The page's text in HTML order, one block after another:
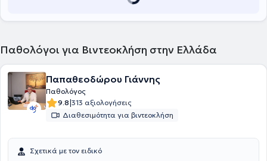
Παθολόγοι για Βιντεοκλήση στην Ελλάδα
Παπαθεοδώρου Γιάννης
Παθολόγος
9.8|313 αξιολογήσεις
Διαθεσιμότητα για βιντεοκλήση
Σχετικά με τον ειδικό